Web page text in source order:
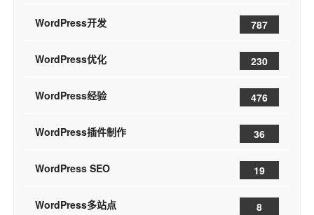
WordPress开发 787
WordPress优化 230
WordPress经验 476
WordPress插件制作 36
WordPress SEO 19
WordPress多站点 8